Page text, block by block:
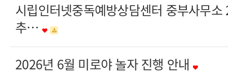
시립인터넷중독예방상담센터 중부사무
추…
2026년 6월 미로야 놀자 진행 안내